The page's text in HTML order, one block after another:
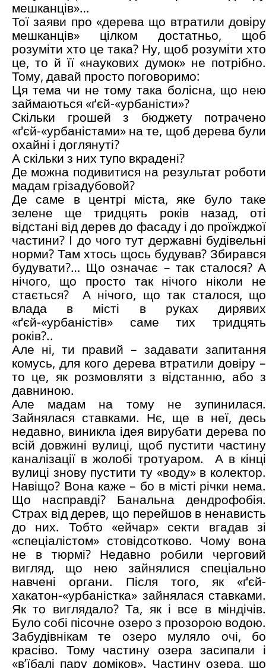
мешканців»…
Тої заяви про «дерева що втратили довіру
мешканців» цілком достатньо, щоб
розуміти хто це така? Ну, щоб розуміти хто
це, то й її «наукових думок» не потрібно.
Тому, давай просто поговоримо:
Ця тема чи не тому така болісна, що нею
займаються «ґєй-«урбаністи»?
Скільки грошей з бюджету потрачено
«ґєй-«урбаністами» на те, щоб дерева були
охайні і доглянуті?
А скільки з них тупо вкрадені?
Де можна подивитися на результат роботи
мадам грізадубовой?
Де саме в центрі міста, яке було таке
зелене ще тридцять років назад, оті
відстані від дерев до фасаду і до проїжджої
частини? І до чого тут державні будівельні
норми? Там хтось щось будував? Збирався
будувати?… Що означає – так сталося? А
нічого, що просто так нічого ніколи не
стається? А нічого, що так сталося, що
влада в місті в руках дирявих
«ґєй-«урбаністів» саме тих тридцять
років?..
Але ні, ти правий – задавати запитання
комусь, для кого дерева втратили довіру –
то це, як розмовляти з відстанню, або з
давниною.
Але мадам на тому не зупинилася.
Зайнялася ставками. Нє, ще в неї, десь
недавно, виникла ідея вирубати дерева по
всій довжині вулиці, щоб пустити частину
каналізації в жолобі тротуаром. А в кінці
вулиці знову пустити ту «воду» в колектор.
Навіщо? Вона каже – бо в місті річки нема.
Що насправді? Банальна дендрофобія.
Страх від дерев, що перейшов в ненависть
до них. Тобто «ейчар» секти вгадав зі
«спеціалістом» стовідсотково. Чому вона
не в тюрмі? Недавно робили черговий
вигляд, що нею зайнялися спеціально
навчені органи. Після того, як «ґєй-
хакатон-«урбаністка» зайнялася ставками.
Як то виглядало? Та, як і все в міндічів.
Було собі пісочне озеро з прозорою водою.
Забудівнікам те озеро муляло очі, бо
красіво. Тому частину озера засипали і
«в’їбалі пару доміков». Частину озера, що